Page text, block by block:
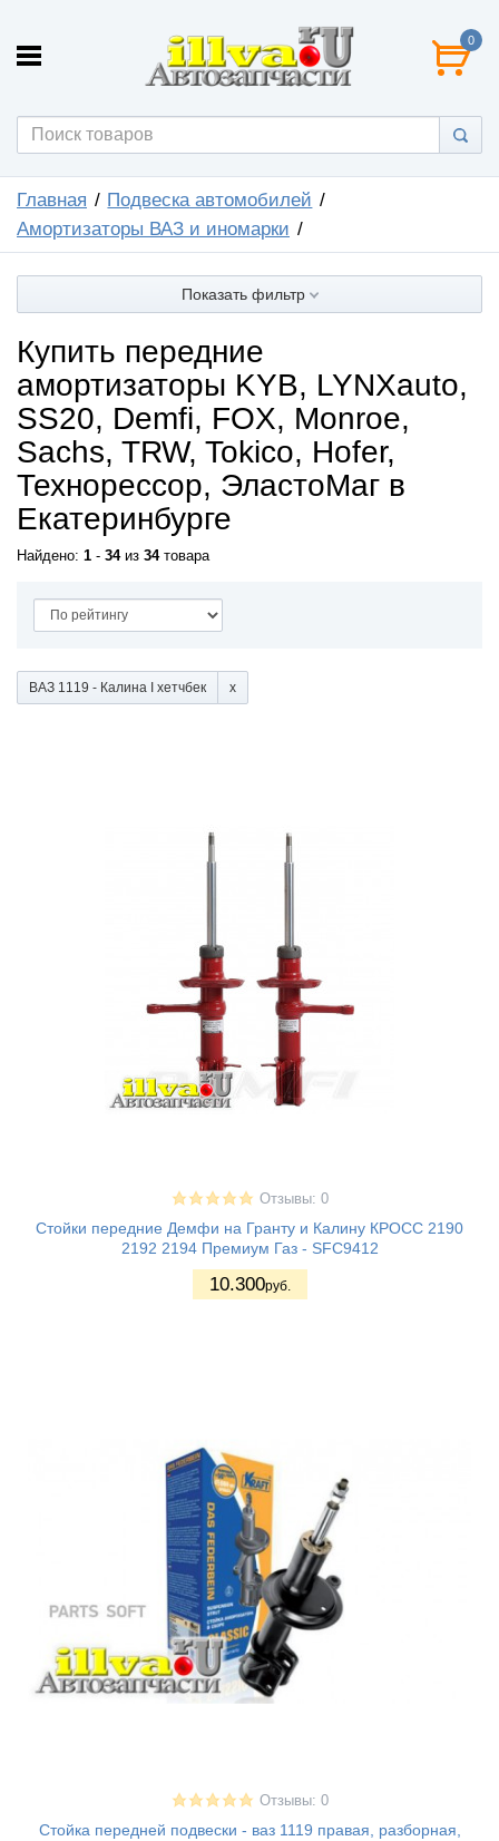
0
Главная
Подвеска автомобилей
Амортизаторы ВАЗ и иномарки
Показать фильтр
Купить передние
амортизаторы KYB, LYNXauto,
SS20, Demfi, FOX, Monroe,
Sachs, TRW, Tokico, Hofer,
Технорессор, ЭластоМаг в
Екатеринбурге
Найдено: 1 - 34из 34товара
ВАЗ 1119 - Калина I хетчбек
Отзывы: 0
Стойки передние Демфи на Гранту и Калину КРОСС 2190
2192 2194 Премиум Газ - SFC9412
10.300руб.
Отзывы: 0
Стойка передней подвески - ваз 1119 правая, разборная,